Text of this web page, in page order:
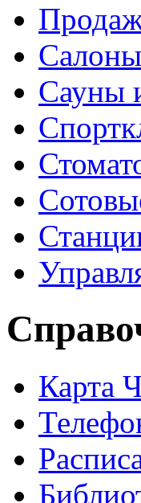
Сауны
Карта